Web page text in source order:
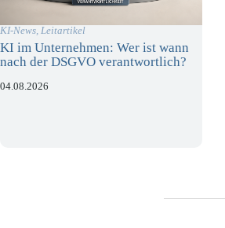
KI-News, Leitartikel
KI im Unternehmen: Wer ist wann
nach der DSGVO verantwortlich?
04.08.2026